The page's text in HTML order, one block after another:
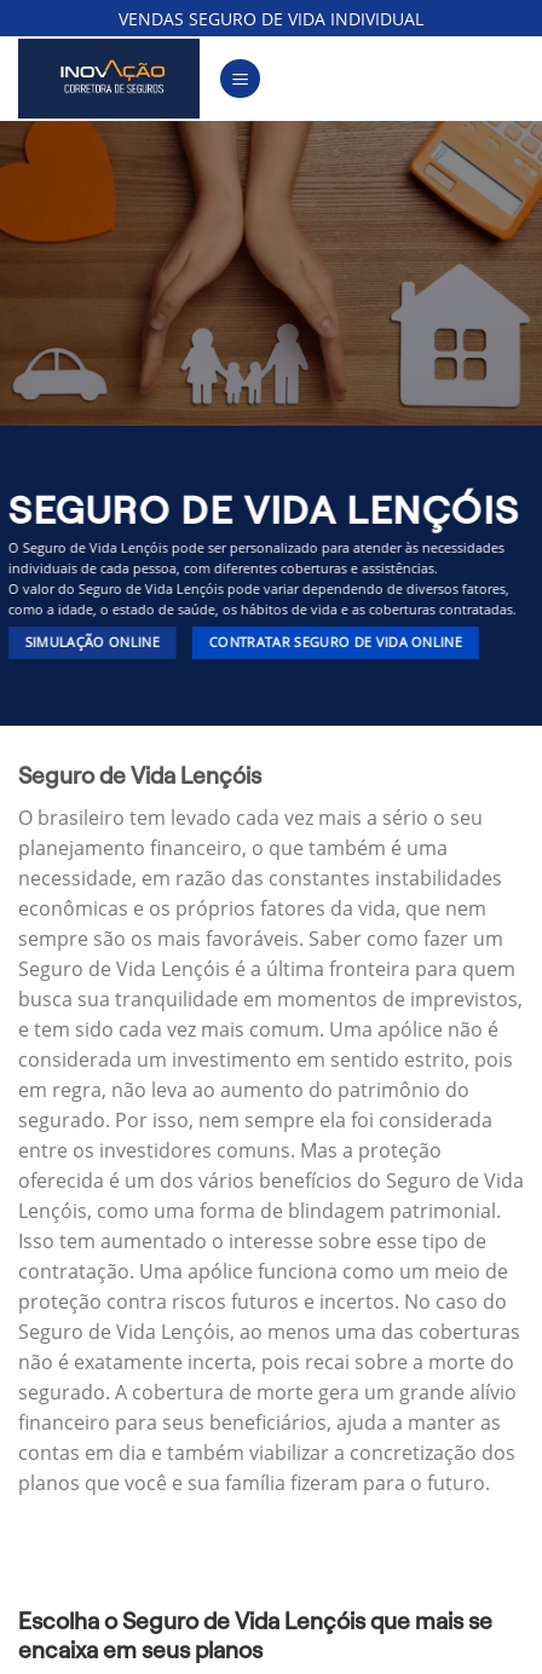
to
content
VENDAS SEGURO DE VIDA INDIVIDUAL
SEGURO DE VIDA LENÇÓIS
O Seguro de Vida Lençóis pode ser personalizado para atender às necessidades
individuais de cada pessoa, com diferentes coberturas e assistências.
O valor do Seguro de Vida Lençóis pode variar dependendo de diversos fatores,
como a idade, o estado de saúde, os hábitos de vida e as coberturas contratadas.
SIMULAÇÃO ONLINE CONTRATAR SEGURO DE VIDA ONLINE
Seguro de Vida Lençóis
O brasileiro tem levado cada vez mais a sério o seu
planejamento financeiro, o que também é uma
necessidade, em razão das constantes instabilidades
econômicas e os próprios fatores da vida, que nem
sempre são os mais favoráveis. Saber como fazer um
Seguro de Vida Lençóis é a última fronteira para quem
busca sua tranquilidade em momentos de imprevistos,
e tem sido cada vez mais comum. Uma apólice não é
considerada um investimento em sentido estrito, pois
em regra, não leva ao aumento do patrimônio do
segurado. Por isso, nem sempre ela foi considerada
entre os investidores comuns. Mas a proteção
oferecida é um dos vários benefícios do Seguro de Vida
Lençóis, como uma forma de blindagem patrimonial.
Isso tem aumentado o interesse sobre esse tipo de
contratação. Uma apólice funciona como um meio de
proteção contra riscos futuros e incertos. No caso do
Seguro de Vida Lençóis, ao menos uma das coberturas
não é exatamente incerta, pois recai sobre a morte do
segurado. A cobertura de morte gera um grande alívio
financeiro para seus beneficiários, ajuda a manter as
contas em dia e também viabilizar a concretização dos
planos que você e sua família fizeram para o futuro.
Escolha o Seguro de Vida Lençóis que mais se
encaixa em seus planos